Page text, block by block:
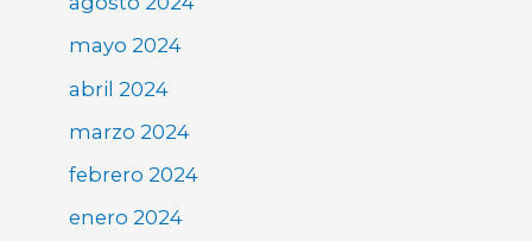
mayo 2024
abril 2024
marzo 2024
febrero 2024
enero 2024